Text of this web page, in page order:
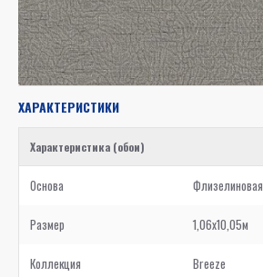
ХАРАКТЕРИСТИКИ
Характеристика (обои)
Основа Флизелиновая
Размер 1,06x10,05м
Коллекция Breeze